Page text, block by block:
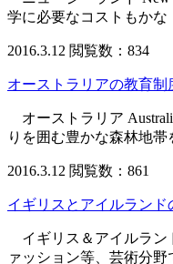
学に必要なコストもか
2016.3.12 閲覧数：834
オーストラリアの教育制
オーストラリア
りを囲む豊かな森林地
2016.3.12 閲覧数：861
イギリスとアイルランド
イギリス＆アイルラン
ァッション等、芸術分